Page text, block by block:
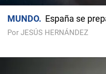
MUNDO España se
Por JESÚS HERNÁNDEZ